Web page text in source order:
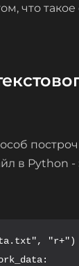
что такое
в Python -
"r+")